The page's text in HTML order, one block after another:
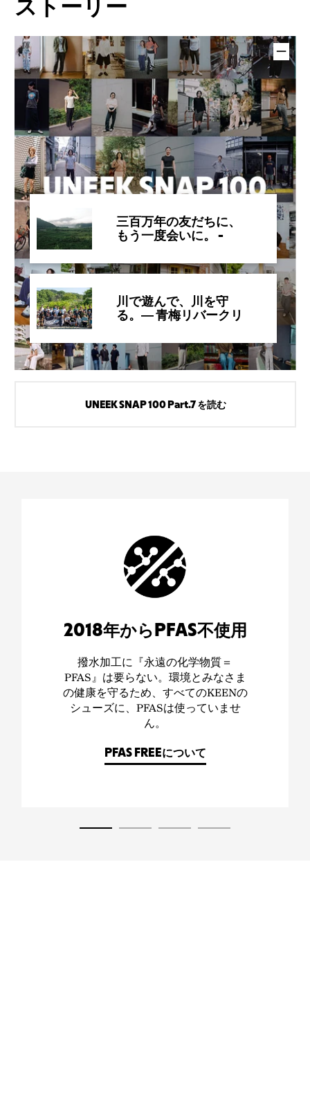
ストーリー
三百万年の友だちに、
もう一度会いに。 -
AMAMI、再始動-
川で遊んで、川を守
る。― 青梅リバークリ
KEENのLeave No
Trace
UNEEK SNAP 100 Part.7 を読む
2018年からPFAS不使用
撥水加工に『永遠の化学物質＝
PFAS』は要らない。環境とみなさま
の健康を守るため、すべてのKEENの
シューズに、PFASは使っていませ
ん。
PFAS FREEについて